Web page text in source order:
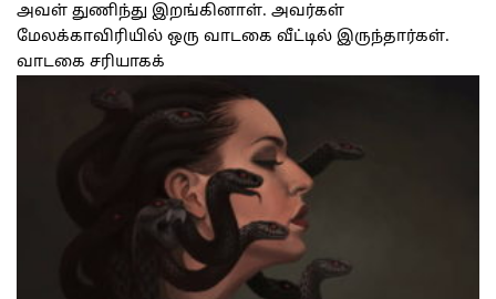
அவள் துணிந்து இறங்கினாள். அவர்கள்
மேலக்காவிரியில் ஒரு வாடகை வீட்டில் இருந்தார்கள்.
வாடகை சரியாகக்